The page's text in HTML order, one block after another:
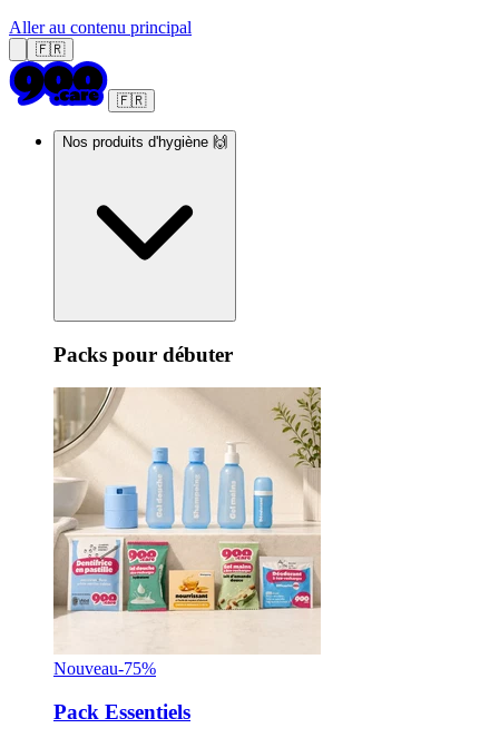
Aller au contenu principal
🇫🇷
🇫🇷
Nos produits d'hygiène 🙌
Packs pour débuter
Nouveau-75%
Pack Essentiels